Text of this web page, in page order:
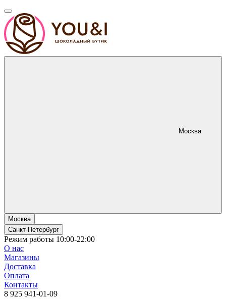
Москва
Москва
Санкт-Петербург
Режим работы 10:00-22:00
О нас
Магазины
Доставка
Оплата
Контакты
8 925 941-01-09